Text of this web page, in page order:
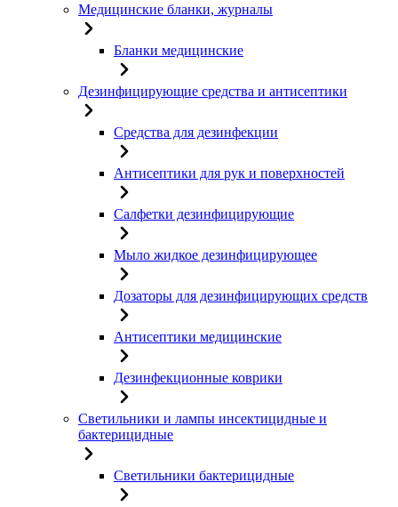
Медицинские бланки, журналы
Бланки медицинские
Дезинфицирующие средства и антисептики
Средства для дезинфекции
Антисептики для рук и поверхностей
Салфетки дезинфицирующие
Мыло жидкое дезинфицирующее
Дозаторы для дезинфицирующих средств
Антисептики медицинские
Дезинфекционные коврики
Светильники и лампы инсектицидные и
бактерицидные
Светильники бактерицидные